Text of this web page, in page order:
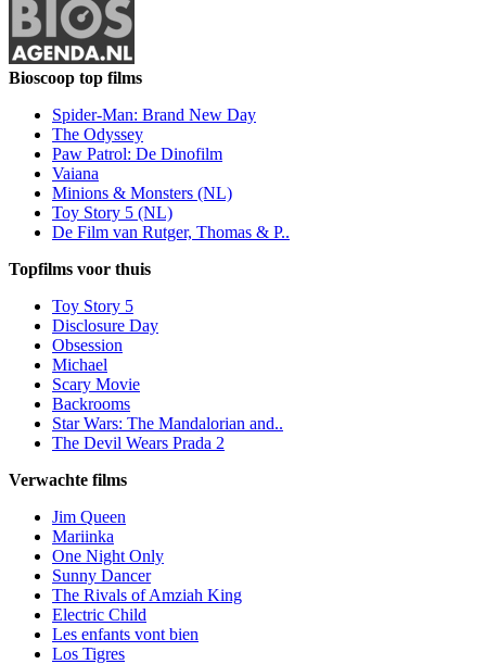
Bioscoop top films
Spider-Man: Brand New Day
The Odyssey
Paw Patrol: De Dinofilm
Vaiana
Minions & Monsters (NL)
Toy Story 5 (NL)
De Film van Rutger, Thomas & P..
Topfilms voor thuis
Toy Story 5
Disclosure Day
Obsession
Michael
Scary Movie
Backrooms
Star Wars: The Mandalorian and..
The Devil Wears Prada 2
Verwachte films
Jim Queen
Mariinka
One Night Only
Sunny Dancer
The Rivals of Amziah King
Electric Child
Les enfants vont bien
Los Tigres